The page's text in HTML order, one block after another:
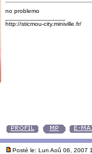
no problemo
http://sticmou-city.miniville.fr/
Posté le: Lun Aoû 06, 2007